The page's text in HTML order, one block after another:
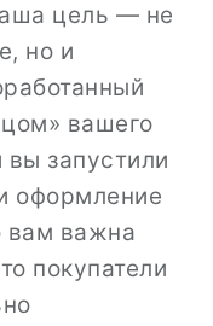
цель — не
но и
вашего
запустили
оформление
вам важна
покупатели